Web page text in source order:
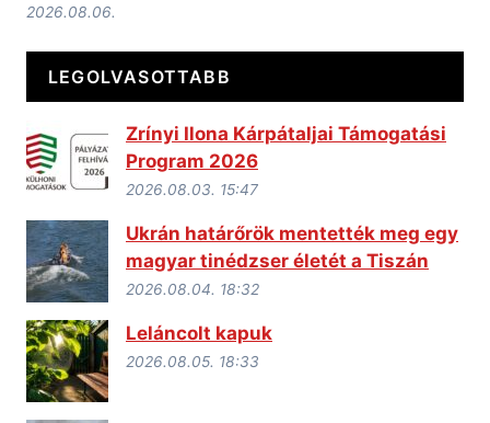
2026.08.06.
LEGOLVASOTTABB
Zrínyi Ilona Kárpátaljai Támogatási
Program 2026
2026.08.03. 15:47
Ukrán határőrök mentették meg egy
magyar tinédzser életét a Tiszán
2026.08.04. 18:32
Leláncolt kapuk
2026.08.05. 18:33